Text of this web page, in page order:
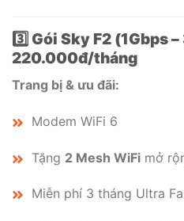
3️⃣ Gói Sky F2 (1Gbps
220.000đ/tháng
Trang bị & ưu đãi:
Modem WiFi 6
Tặng 2 Mesh WiFi mở
Miễn phí 3 tháng Ultra